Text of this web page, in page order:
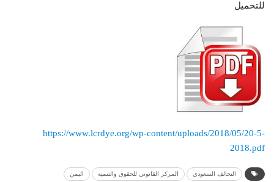
للتحميل
https://www.lcrdye.org/wp-content/uploads/2018/05/20-5-
2018.pdf
التحالف السعودي المركز القانوني للحقوق والتنمية اليمن